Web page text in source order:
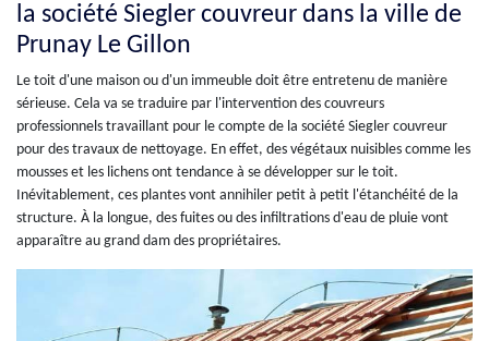
la société Siegler couvreur dans la ville de
Prunay Le Gillon
Le toit d'une maison ou d'un immeuble doit être entretenu de manière
sérieuse. Cela va se traduire par l'intervention des couvreurs
professionnels travaillant pour le compte de la société Siegler couvreur
pour des travaux de nettoyage. En effet, des végétaux nuisibles comme les
mousses et les lichens ont tendance à se développer sur le toit.
Inévitablement, ces plantes vont annihiler petit à petit l'étanchéité de la
structure. À la longue, des fuites ou des infiltrations d'eau de pluie vont
apparaître au grand dam des propriétaires.